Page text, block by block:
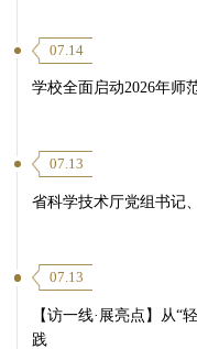
07.14
学校全面启动2026年师
07.13
省科学技术厅党组书记
07.13
【访一线·展亮点】从“
践